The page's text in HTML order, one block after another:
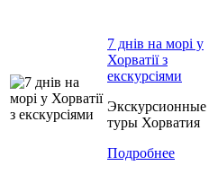
7 днів на морі у
Хорватії з
екскурсіями
Экскурсионные
туры Хорватия
Подробнее